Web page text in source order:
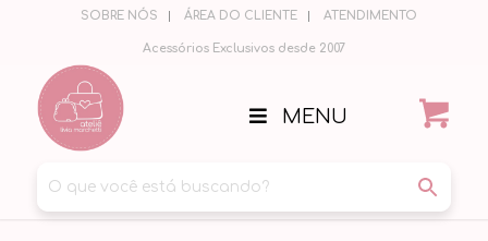
SOBRE NÓS ÁREA DO CLIENTE ATENDIMENTO
Acessórios Exclusivos desde 2007
MENU